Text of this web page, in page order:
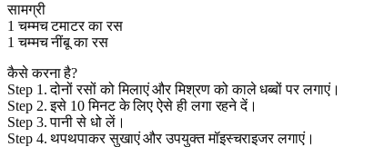
सामग्री
1 चम्मच टमाटर का रस
1 चम्मच नींबू का रस
कैसे करना है?
Step 1. दोनों रसों को मिलाएं और मिश्रण को काले धब्बों पर लगाएं।
Step 2. इसे 10 मिनट के लिए ऐसे ही लगा रहने दें।
Step 3. पानी से धो लें।
Step 4. थपथपाकर सुखाएं और उपयुक्त मॉइस्चराइजर लगाएं।